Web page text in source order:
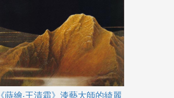
《蒔繪‧王清霜》漆藝大師的綺麗